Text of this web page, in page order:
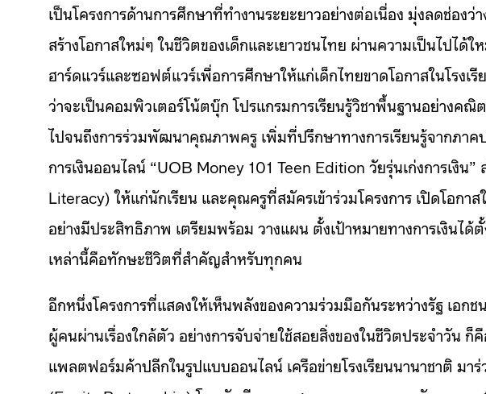
เป็นโครงการด้านการศึกษาที่ทำงานระยะยาวอย่างต่อเนื่อง มุ่งลดช่องว่
สร้างโอกาสใหม่ๆ ในชีวิตของเด็กและเยาวชนไทย ผ่านความเป็นไปได้
ฮาร์ดแวร์และซอฟต์แวร์เพื่อการศึกษาให้แก่เด็กไทยขาดโอกาสในโรงเ
ว่าจะเป็นคอมพิวเตอร์โน้ตบุ๊ก โปรแกรมการเรียนรู้วิชาพื้นฐานอย่างค
ไปจนถึงการร่วมพัฒนาคุณภาพครู เพิ่มที่ปรึกษาทางการเรียนรู้จากภาค
การเงินออนไลน์ “UOB Money 101 Teen Edition วัยรุ่นเก่งการเงิน
Literacy) ให้แก่นักเรียน และคุณครูที่สมัครเข้าร่วมโครงการ เปิดโอกา
อย่างมีประสิทธิภาพ เตรียมพร้อม วางแผน ตั้งเป้าหมายทางการเงินได้
เหล่านี้คือทักษะชีวิตที่สำคัญสำหรับทุกคน
อีกหนึ่งโครงการที่แสดงให้เห็นพลังของความร่วมมือกันระหว่างรัฐ เอก
ผู้คนผ่านเรื่องใกล้ตัว อย่างการจับจ่ายใช้สอยสิ่งของในชีวิตประจำวัน
แพลตฟอร์มค้าปลีกในรูปแบบออนไลน์ เครือข่ายโรงเรียนนานาชาติ